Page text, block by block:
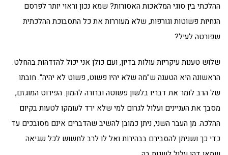
ההלכתי בין סוגי המלאכות האסורות? שמא נכון וראוי יותר לפרסם
הנחיות פשוטות וגורפות, שלא מעוררות את כל התסבוכת ההלכתית
שפורטה לעיל?
שלוש טענות עיקריות עולות בדיון, ועם כולן אני יכול להזדהות בהחלט.
הראשונה היא הטענה ש"מה שלא יהיו פשוט, פשוט לא יהיה". חובתו
של הרב לומר את דבריו בלשון פשוטה וברורה להמון. הפירוט המוגזם,
מסבך את העניינים ועלול לגרום למי שלא ירד לעומקו לטעות בקיום
ההלכה. מן העבר השני, ניתן כמובן להשיב שהדברים אינם מסובכים עד
כדי כך ושניתן להסבירם בבהירות ואל לו לרב לחשוש לכל שגיאה